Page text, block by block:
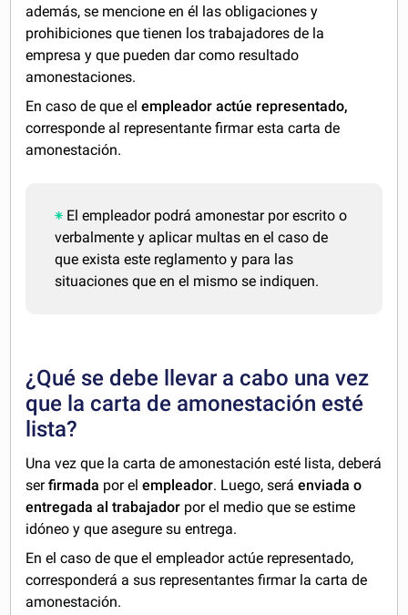
además, se mencione en él las obligaciones y
prohibiciones que tienen los trabajadores de la
empresa y que pueden dar como resultado
amonestaciones.
En caso de que elempleador actúe representado,
corresponde al representante firmar esta carta de
amonestación.
El empleador podrá amonestar por escrito o
verbalmente y aplicar multas en el caso de
que exista este reglamento y para las
situaciones que en el mismo se indiquen.
¿Qué se debe llevar a cabo una vez
que la carta de amonestación esté
lista?
Una vez que la carta de amonestación esté lista, deberá
serfirmada por el empleador. Luego, seráenviada o
entregada al trabajador por el medio que se estime
idóneo y que asegure su entrega.
En el caso de que el empleador actúe representado,
corresponderá a sus representantes firmar la carta de
amonestación.